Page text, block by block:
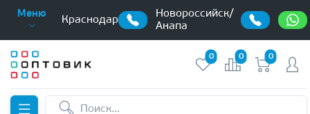
Меню
Краснодар
Новороссийск/
Анапа
0 0 0